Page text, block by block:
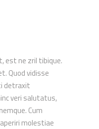
est ne zril tibique.
Quod vidisse
detraxit
veri salutatus,
Cum
molestiae